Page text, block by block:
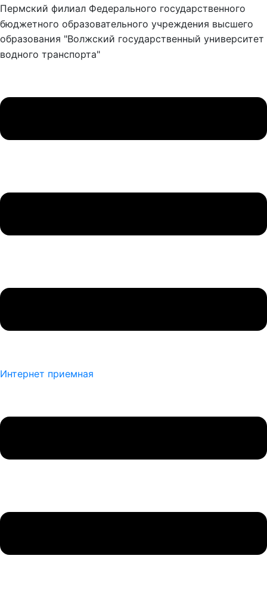
Пермский филиал Федерального государственного
бюджетного образовательного учреждения высшего
образования "Волжский государственный университет
водного транспорта"
Интернет приемная